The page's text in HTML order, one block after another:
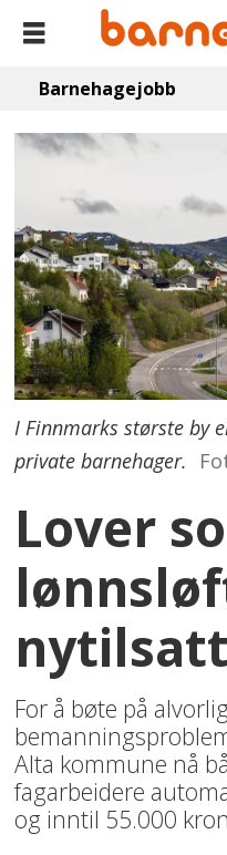
Barnehagejobb
I Finnmarks største by
private barnehager.
Lover
For å bøte på
Alta kommune nå
fagarbeidere
og inntil 55.000